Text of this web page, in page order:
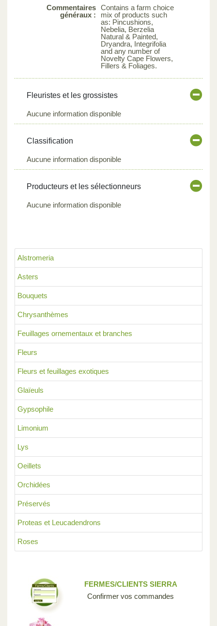
Alstromeria
Asters
Bouquets
Chrysanthèmes
Feuillages ornementaux et branches
Fleurs
Fleurs et feuillages exotiques
Glaïeuls
Gypsophile
Limonium
Lys
Oeillets
Orchidées
Préservés
Proteas et Leucadendrons
Roses
Commentaires
généraux :
Contains a farm choice
mix of products such
as: Pincushions,
Nebelia, Berzelia
Natural & Painted,
Dryandra, Integrifolia
and any number of
Novelty Cape Flowers,
Fillers & Foliages.
Fleuristes et les grossistes
Aucune information disponible
Classification
Aucune information disponible
Producteurs et les sélectionneurs
Aucune information disponible
FERMES/CLIENTS SIERRA
Confirmer vos commandes